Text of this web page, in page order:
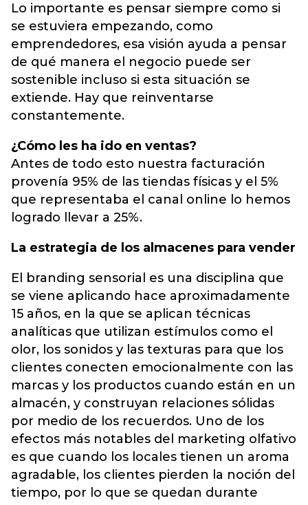
Lo importante es pensar siempre como si
se estuviera empezando, como
emprendedores, esa visión ayuda a pensar
de qué manera el negocio puede ser
sostenible incluso si esta situación se
extiende. Hay que reinventarse
constantemente.
¿Cómo les ha ido en ventas?
Antes de todo esto nuestra facturación
provenía 95% de las tiendas físicas y el 5%
que representaba el canal online lo hemos
logrado llevar a 25%.
La estrategia de los almacenes para vender
El branding sensorial es una disciplina que
se viene aplicando hace aproximadamente
15 años, en la que se aplican técnicas
analíticas que utilizan estímulos como el
olor, los sonidos y las texturas para que los
clientes conecten emocionalmente con las
marcas y los productos cuando están en un
almacén, y construyan relaciones sólidas
por medio de los recuerdos. Uno de los
efectos más notables del marketing olfativo
es que cuando los locales tienen un aroma
agradable, los clientes pierden la noción del
tiempo, por lo que se quedan durante